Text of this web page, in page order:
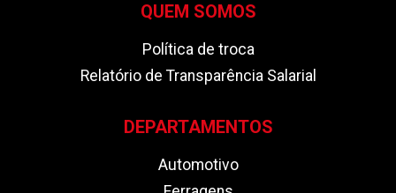
QUEM SOMOS
Política de troca
Relatório de Transparência Salarial
DEPARTAMENTOS
Automotivo